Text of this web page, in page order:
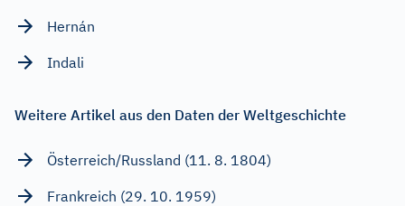
Hernán
Indali
Weitere Artikel aus den Daten der Weltgeschichte
Österreich/Russland (11. 8. 1804)
Frankreich (29. 10. 1959)